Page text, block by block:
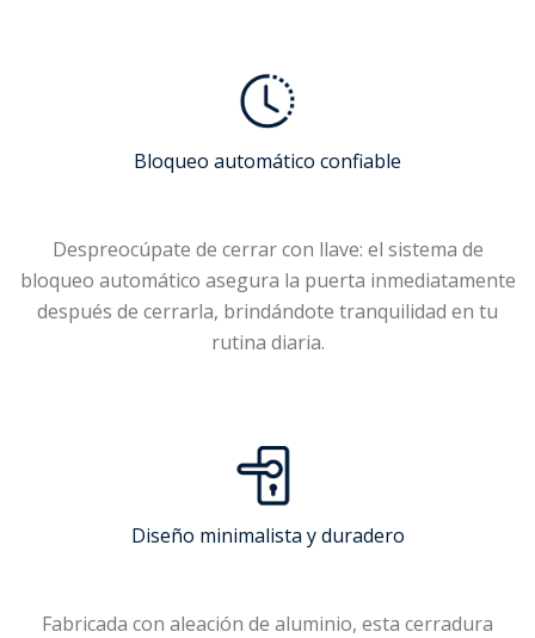
Bloqueo automático confiable
Despreocúpate de cerrar con llave: el sistema de
bloqueo automático asegura la puerta inmediatamente
después de cerrarla, brindándote tranquilidad en tu
rutina diaria.
Diseño minimalista y duradero
Fabricada con aleación de aluminio, esta cerradura